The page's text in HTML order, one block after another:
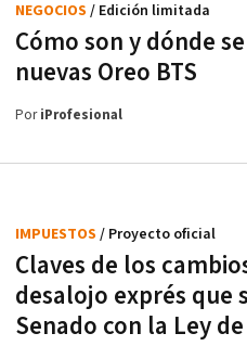
Cómo son y dónde
nuevas Oreo BTS
NEGOCIOS / Edición limitada
PoriProfesional
Claves de los
desalojo exprés que
Senado con la Ley
IMPUESTOS / Proyecto oficial